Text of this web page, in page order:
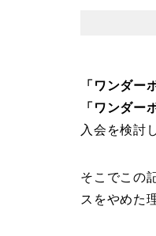
「ワンダー
「ワンダー
入会を検討
そこでこの
スをやめた